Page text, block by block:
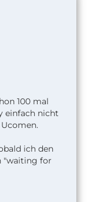
100 mal
einfach nicht
ich den
"waiting for